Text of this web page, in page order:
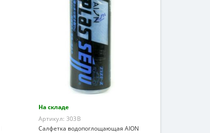
На складе
Артикул: 303B
Салфетка водопоглощающая AION